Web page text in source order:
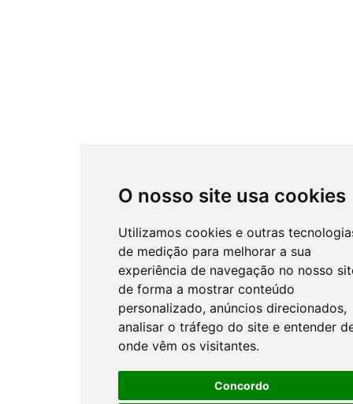
O nosso site usa cookies
Utilizamos cookies e outras
de medição para melhorar a sua
experiência de navegação no nosso
de forma a mostrar conteúdo
personalizado, anúncios direcionados,
analisar o tráfego do site e entender
onde vêm os visitantes.
Concordo